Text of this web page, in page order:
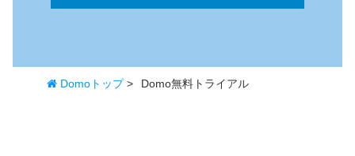
Domoトップ> Domo無料トライアル